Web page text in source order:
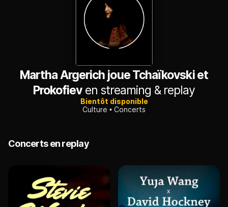
Martha Argerich joue Tchaïkovski et
Prokofieven streaming & replay
Bientôt disponible
Culture
Concerts
Concerts en replay